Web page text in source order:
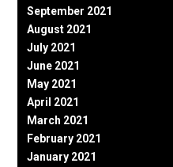
September 2021
August 2021
July 2021
June 2021
May 2021
April 2021
March 2021
February 2021
January 2021